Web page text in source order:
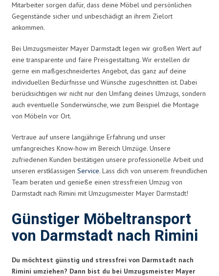
Mitarbeiter sorgen dafür, dass deine Möbel und persönlichen
Gegenstände sicher und unbeschädigt an ihrem Zielort
ankommen.
Bei Umzugsmeister Mayer Darmstadt legen wir großen Wert auf
eine transparente und faire Preisgestaltung. Wir erstellen dir
gerne ein maßgeschneidertes Angebot, das ganz auf deine
individuellen Bedürfnisse und Wünsche zugeschnitten ist. Dabei
berücksichtigen wir nicht nur den Umfang deines Umzugs, sondern
auch eventuelle Sonderwünsche, wie zum Beispiel die Montage
von Möbeln vor Ort.
Vertraue auf unsere langjährige Erfahrung und unser
umfangreiches Know-how im Bereich Umzüge. Unsere
zufriedenen Kunden bestätigen unsere professionelle Arbeit und
unseren erstklassigen Service. Lass dich von unserem freundlichen
Team beraten und genieße einen stressfreien Umzug von
Darmstadt nach Rimini mit Umzugsmeister Mayer Darmstadt!
Günstiger Möbeltransport
von Darmstadt nach Rimini
Du möchtest günstig und stressfrei von Darmstadt nach
Rimini umziehen? Dann bist du bei Umzugsmeister Mayer